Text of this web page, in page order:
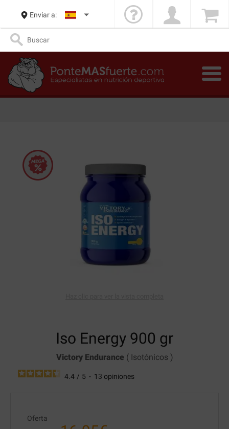
Enviar a:
Iso Energy 900 gr
Victory Endurance ( Isotónicos )
4.4 / 5 - 13 opiniones
Oferta